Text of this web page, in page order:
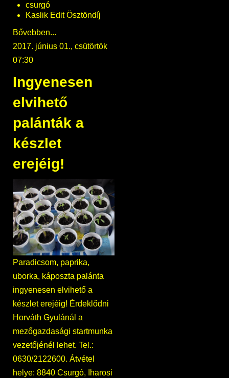
csurgó
Kaslik Edit Ösztöndíj
Bővebben...
2017. június 01., csütörtök
07:30
Ingyenesen
elvihető
palánták a
készlet
erejéig!
Paradicsom, paprika,
uborka, káposzta palánta
ingyenesen elvihető a
készlet erejéig! Érdeklődni
Horváth Gyulánál a
mezőgazdasági startmunka
vezetőjénél lehet. Tel.:
0630/2122600. Átvétel
helye: 8840 Csurgó, Iharosi